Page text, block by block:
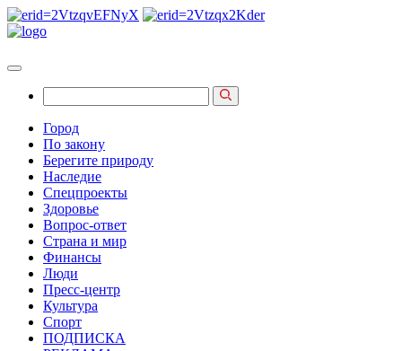
Город
По закону
Берегите природу
Наследие
Спецпроекты
Здоровье
Вопрос-ответ
Страна и мир
Финансы
Люди
Пресс-центр
Культура
Спорт
ПОДПИСКА